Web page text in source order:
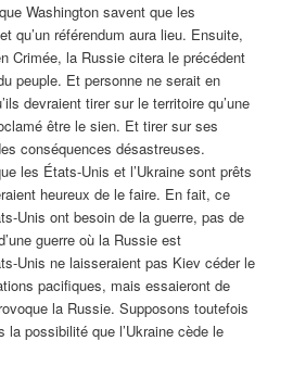
Washington savent que les
qu’un référendum aura lieu. Ensuite,
Crimée, la Russie citera le précédent
peuple. Et personne ne serait en
devraient tirer sur le territoire qu’une
être le sien. Et tirer sur ses
conséquences désastreuses.
les États-Unis et l’Ukraine sont prêts
heureux de le faire. En fait, ce
Unis ont besoin de la guerre, pas de
guerre où la Russie est
Unis ne laisseraient pas Kiev céder le
pacifiques, mais essaieront de
la Russie. Supposons toutefois
la possibilité que l’Ukraine cède le